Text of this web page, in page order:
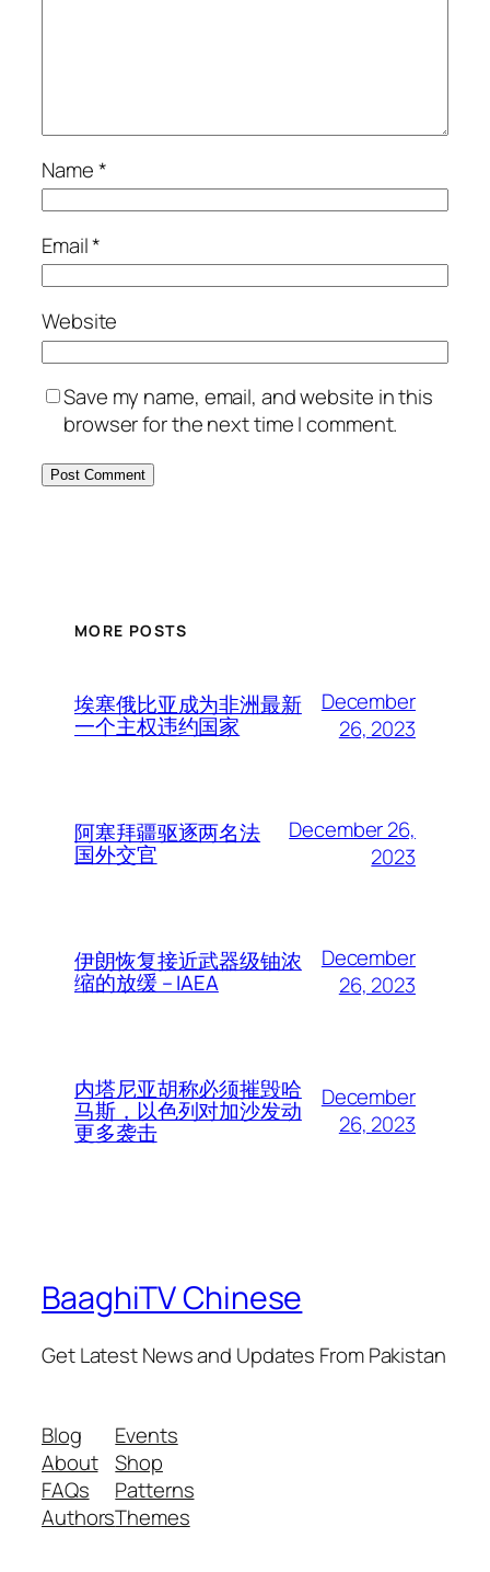
Name*
Email*
Website
Save my name, email, and website in this
browser for the next time I comment.
MORE POSTS
埃塞俄比亚成为非洲最新
一个主权违约国家
December
26, 2023
阿塞拜疆驱逐两名法
国外交官
December 26,
2023
伊朗恢复接近武器级铀浓
缩的放缓 – IAEA
December
26, 2023
内塔尼亚胡称必须摧毁哈
马斯，以色列对加沙发动
更多袭击
December
26, 2023
BaaghiTV Chinese
Get Latest News and Updates From Pakistan
Blog
About
FAQs
Authors
Events
Shop
Patterns
Themes